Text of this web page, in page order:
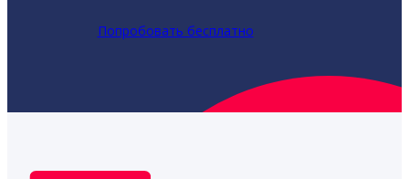
Попробовать бесплатно